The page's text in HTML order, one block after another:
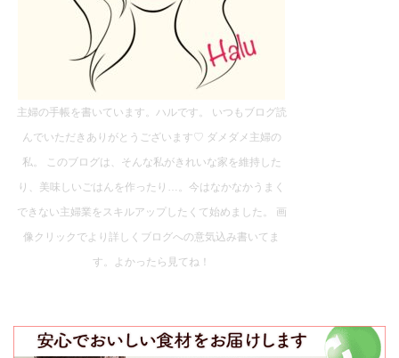
主婦の手帳を書いています。ハルです。 いつもブログ読
んでいただきありがとうございます♡ ダメダメ主婦の
私。 このブログは、そんな私がきれいな家を維持した
り、美味しいごはんを作ったり…。今はなかなかうまく
できない主婦業をスキルアップしたくて始めました。 画
像クリックでより詳しくブログへの意気込み書いてま
す。よかったら見てね！